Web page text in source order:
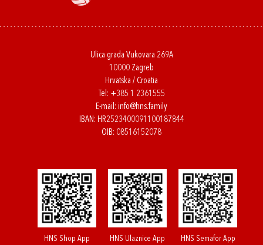
Ulica grada Vukovara 269A
10000 Zagreb
Hrvatska / Croatia
Tel: +385 1 2361555
E-mail: info@hns.family
IBAN: HR2523400091100187844
OIB: 08516152078
HNS Shop App HNS Ulaznice App HNS Semafor App